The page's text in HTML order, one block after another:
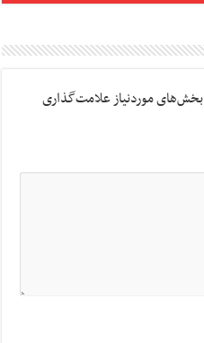
بخش‌های موردنیاز علامت‌گذاری